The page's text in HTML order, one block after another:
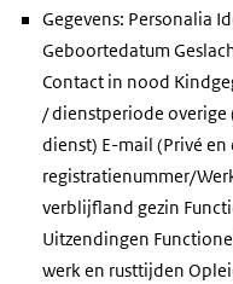
Gegevens: Personalia
Geboortedatum
Contact in nood
/ dienstperiode overige
dienst) E-mail (Privé
registratienummer/
verblijfland gezin
Uitzendingen
werk en rusttijden